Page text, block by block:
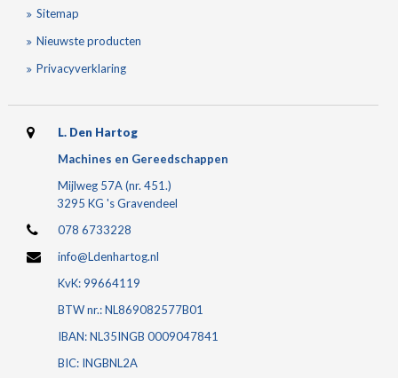
Sitemap
Nieuwste producten
Privacyverklaring
L. Den Hartog
Machines en Gereedschappen
Mijlweg 57A (nr. 451.)
3295 KG 's Gravendeel
078 6733228
info@Ldenhartog.nl
KvK: 99664119
BTW nr.: NL869082577B01
IBAN: NL35INGB 0009047841
BIC: INGBNL2A